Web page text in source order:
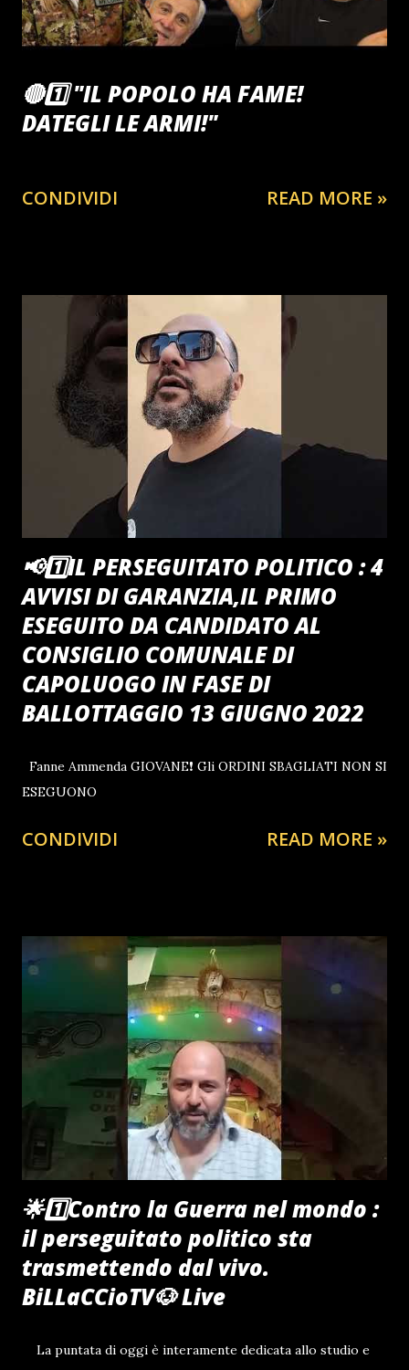
🔴1️⃣ "IL POPOLO HA FAME!
DATEGLI LE ARMI!"
CONDIVIDI READ MORE »
📢1️⃣IL PERSEGUITATO POLITICO : 4
AVVISI DI GARANZIA,IL PRIMO
ESEGUITO DA CANDIDATO AL
CONSIGLIO COMUNALE DI
CAPOLUOGO IN FASE DI
BALLOTTAGGIO 13 GIUGNO 2022
Fanne Ammenda GIOVANE❗ Gli ORDINI SBAGLIATI NON SI
ESEGUONO
CONDIVIDI READ MORE »
🌟1️⃣Contro la Guerra nel mondo :
il perseguitato politico sta
trasmettendo dal vivo.
BiLLaCCioTV🐶 Live
La puntata di oggi è interamente dedicata allo studio e